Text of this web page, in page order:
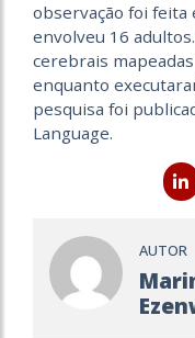
observação foi
envolveu 16
cerebrais
enquanto
pesquisa foi
Language.
AUTOR